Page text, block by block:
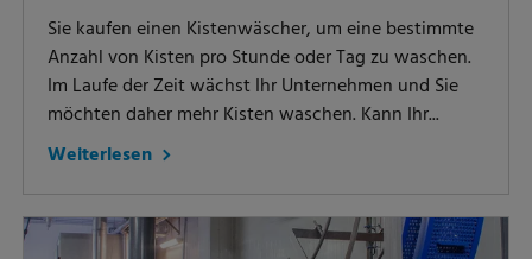
Sie kaufen einen Kistenwäscher, um eine bestimmte
Anzahl von Kisten pro Stunde oder Tag zu waschen.
Im Laufe der Zeit wächst Ihr Unternehmen und Sie
möchten daher mehr Kisten waschen. Kann Ihr...
Weiterlesen